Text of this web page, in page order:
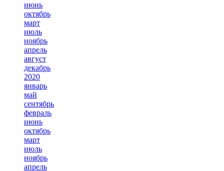
июнь
октябрь
март
июль
ноябрь
апрель
август
декабрь
2020
январь
май
сентябрь
февраль
июнь
октябрь
март
июль
ноябрь
апрель